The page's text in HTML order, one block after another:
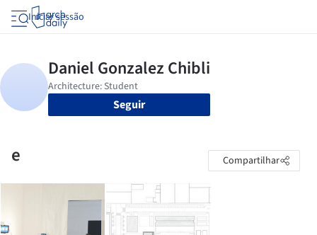
Iniciar sessão
Seguir
e Compartilhar